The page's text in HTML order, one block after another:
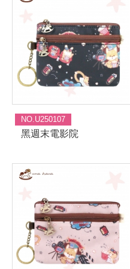
NO.U250107
黑週末電影院